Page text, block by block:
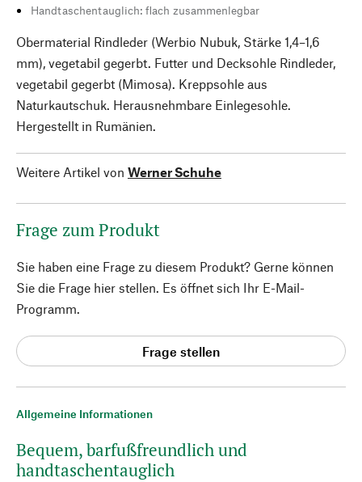
Allgemeine Informationen
Bequem, barfußfreundlich und
handtaschentauglich
Handtaschentauglich: flach zusammenlegbar
Obermaterial Rindleder (Werbio Nubuk, Stärke 1,4–1,6
mm), vegetabil gegerbt. Futter und Decksohle Rindleder,
vegetabil gegerbt (Mimosa). Kreppsohle aus
Naturkautschuk. Herausnehmbare Einlegesohle.
Hergestellt in Rumänien.
Weitere Artikel von Werner Schuhe
Frage zum Produkt
Sie haben eine Frage zu diesem Produkt? Gerne können
Sie die Frage hier stellen. Es öffnet sich Ihr E-Mail-
Programm.
Frage stellen